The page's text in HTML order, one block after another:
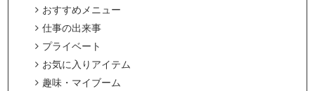
 おすすめメニュー
 仕事の出来事
 プライベート
 お気に入りアイテム
 趣味・マイブーム